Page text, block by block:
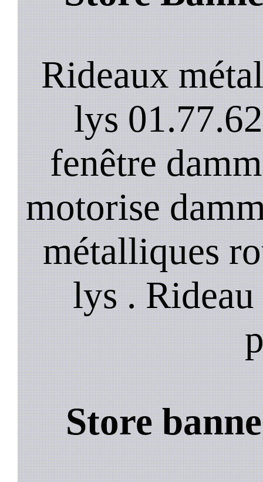
Rideaux
lys
fenêtre
motorise
métalliques
lys .
Store